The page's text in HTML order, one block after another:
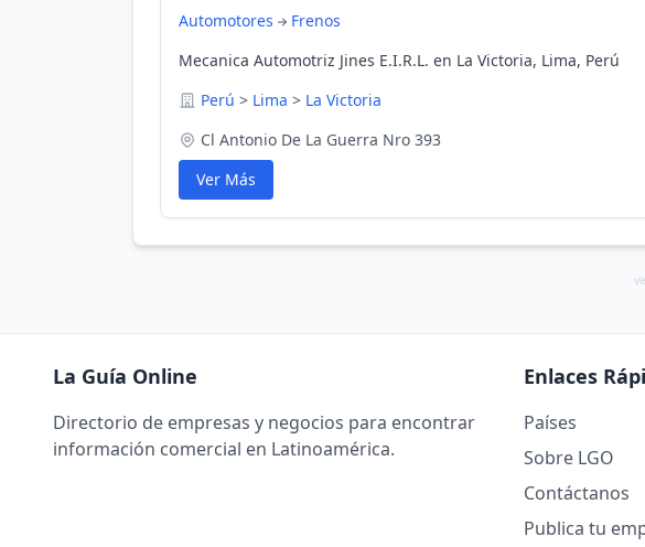
Automotores
Frenos
Mecanica Automotriz Jines E.I.R.L. en La Victoria, Lima, Perú
Perú > Lima > La Victoria
Cl Antonio De La Guerra Nro 393
Ver Más
La Guía Online
Directorio de empresas y negocios para encontrar
información comercial en Latinoamérica.
Enlaces
Países
Sobre LGO
Contáctanos
Publica tu